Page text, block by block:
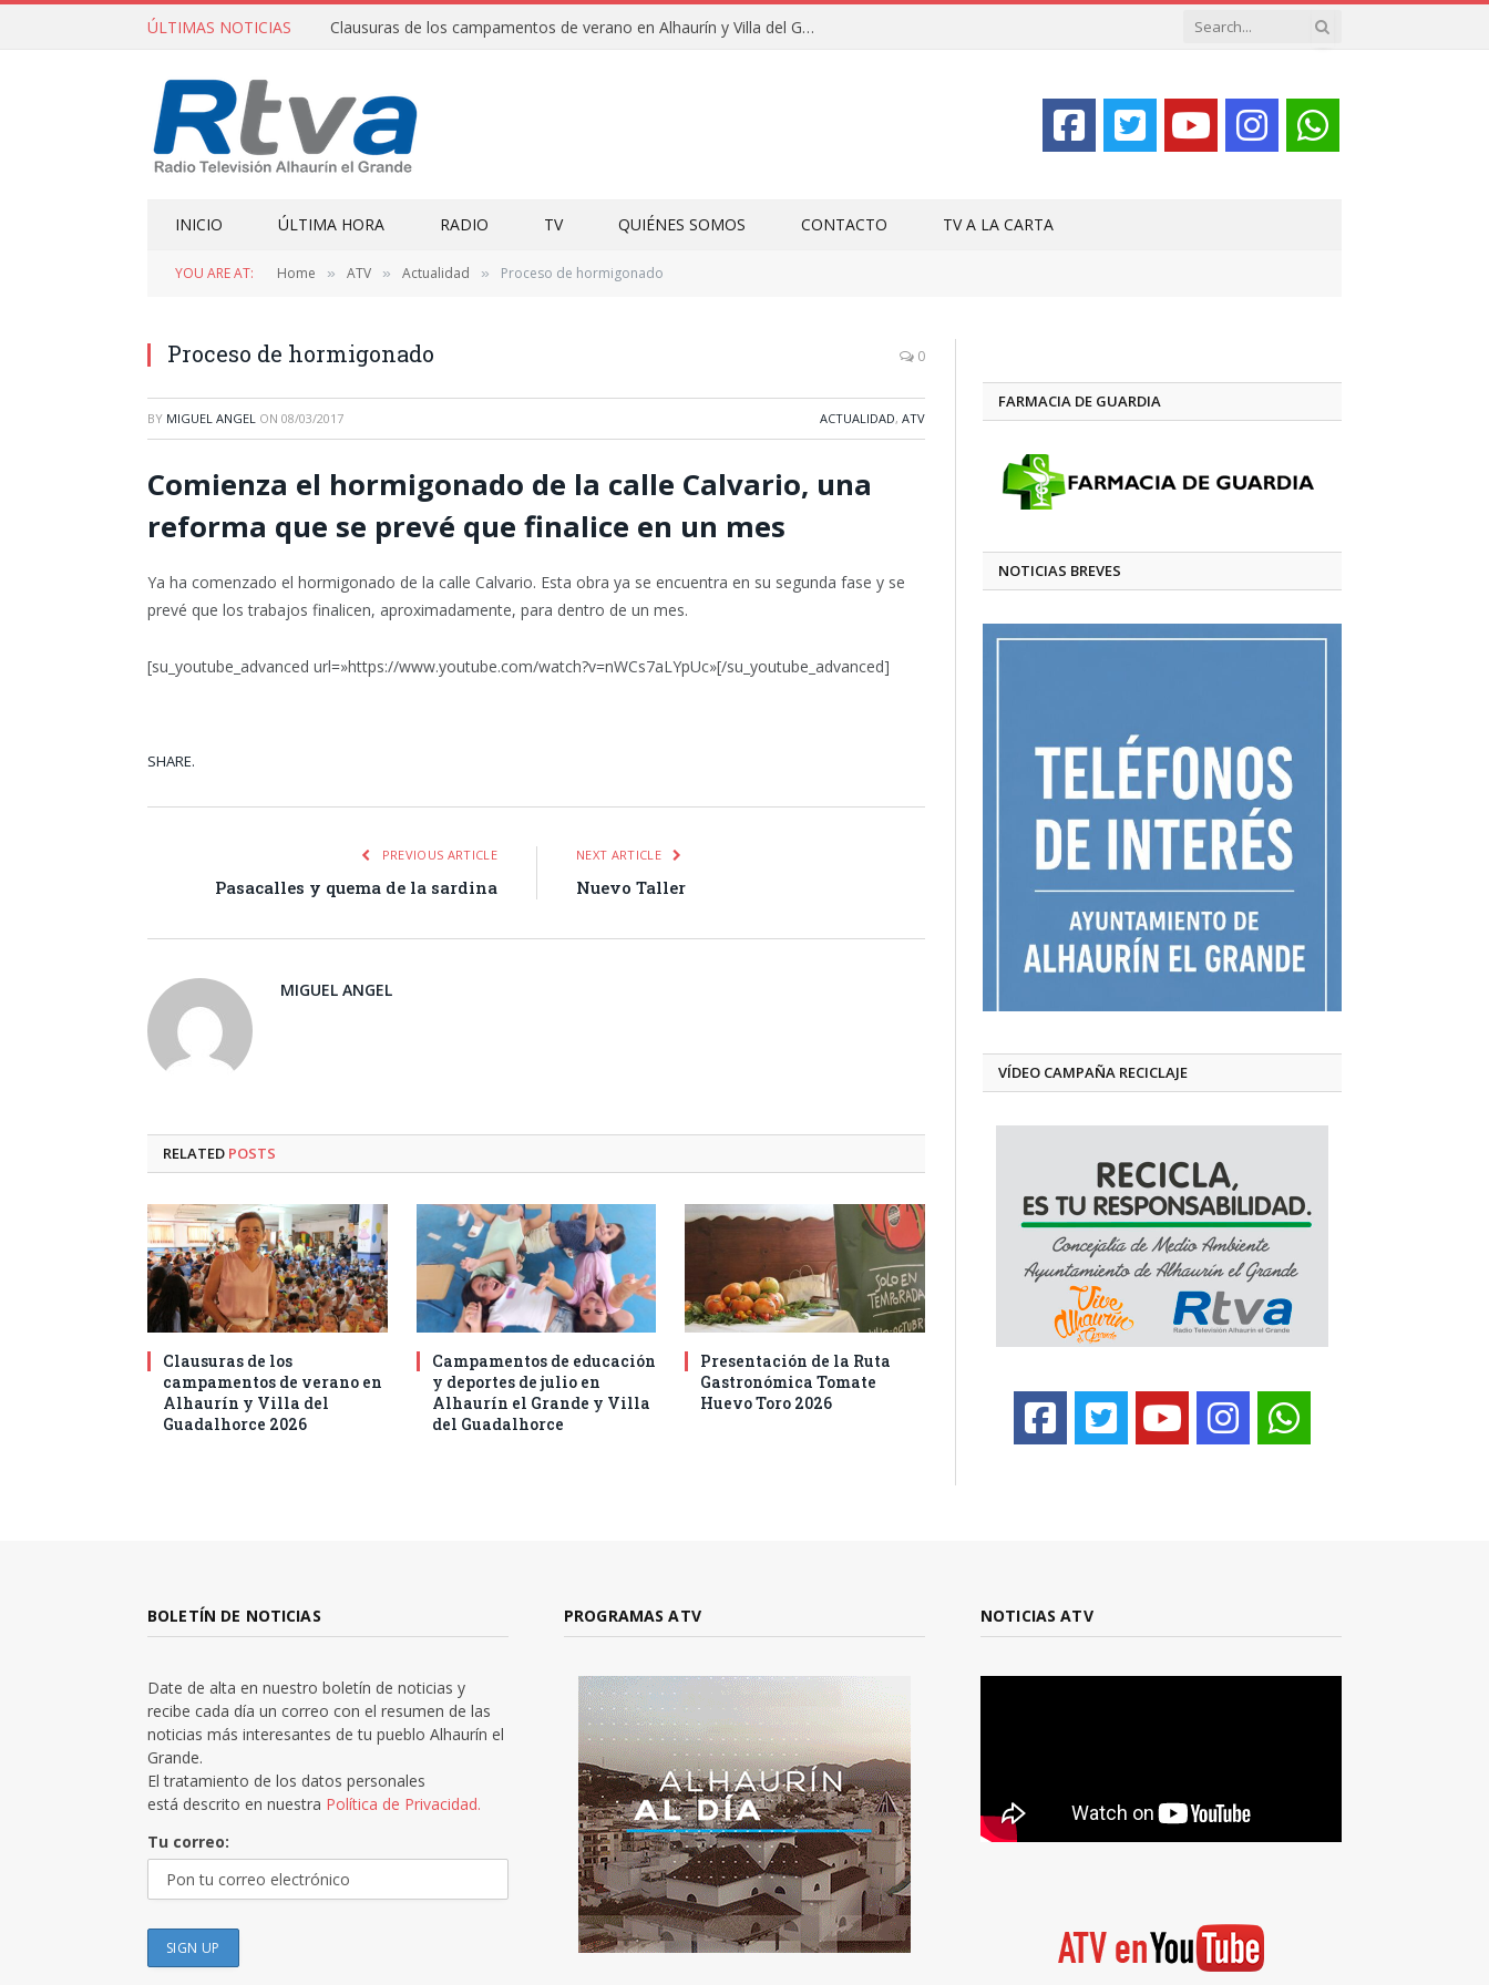
ÚLTIMAS NOTICIAS Clausuras de los campamentos de verano en Alhaurín y Villa del Guadalhorce 2026
INICIO ÚLTIMA HORA RADIO TV QUIÉNES SOMOS CONTACTO TV A LA CARTA
YOU ARE AT: Home » ATV » Actualidad » Proceso de hormigonado
Proceso de hormigonado 0
BY MIGUEL ANGEL ON 08/03/2017 ACTUALIDAD, ATV
Comienza el hormigonado de la calle Calvario, una
reforma que se prevé que finalice en un mes
Ya ha comenzado el hormigonado de la calle Calvario. Esta obra ya se encuentra en su segunda fase y se
prevé que los trabajos finalicen, aproximadamente, para dentro de un mes.
[su_youtube_advanced url=»https://www.youtube.com/watch?v=nWCs7aLYpUc»[/su_youtube_advanced]
SHARE.
PREVIOUS ARTICLE
Pasacalles y quema de la sardina
NEXT ARTICLE
Nuevo Taller
MIGUEL ANGEL
RELATED POSTS
Clausuras de los
campamentos de verano en
Alhaurín y Villa del
Guadalhorce 2026
Campamentos de educación
y deportes de julio en
Alhaurín el Grande y Villa
del Guadalhorce
Presentación de la Ruta
Gastronómica Tomate
Huevo Toro 2026
FARMACIA DE GUARDIA
NOTICIAS BREVES
VÍDEO CAMPAÑA RECICLAJE
BOLETÍN DE NOTICIAS
Date de alta en nuestro boletín de noticias y
recibe cada día un correo con el resumen de las
noticias más interesantes de tu pueblo Alhaurín el
Grande.
El tratamiento de los datos personales
está descrito en nuestra Política de Privacidad.
Tu correo:
PROGRAMAS ATV NOTICIAS ATV